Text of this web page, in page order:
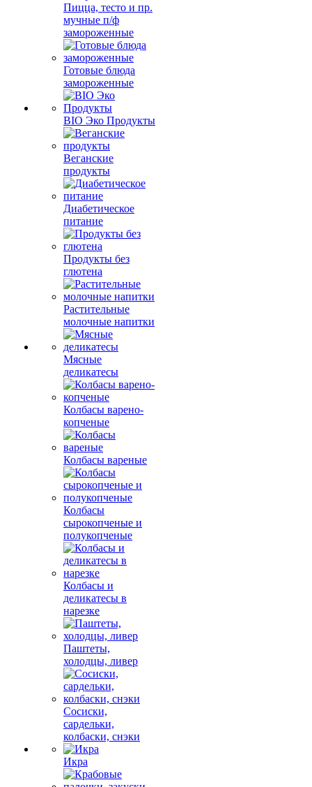
Пицца, тесто и пр.
мучные п/ф
замороженные
Готовые блюда
замороженные
BIO Эко Продукты
Веганские
продукты
Диабетическое
питание
Продукты без
глютена
Растительные
молочные напитки
Мясные
деликатесы
Колбасы варено-
копченые
Колбасы вареные
Колбасы
сырокопченые и
полукопченые
Колбасы и
деликатесы в
нарезке
Паштеты,
холодцы, ливер
Сосиски,
сардельки,
колбаски, снэки
Икра